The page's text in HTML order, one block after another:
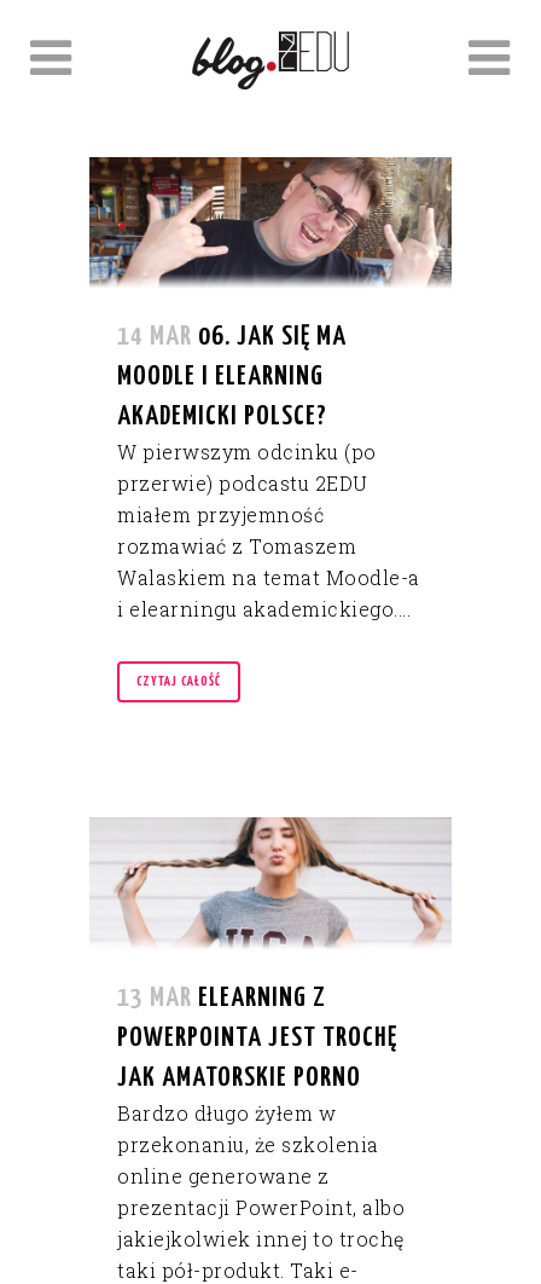
14 MAR 06. JAK SIĘ MA
MOODLE I ELEARNING
AKADEMICKI POLSCE?
W pierwszym odcinku (po
przerwie) podcastu 2EDU
miałem przyjemność
rozmawiać z Tomaszem
Walaskiem na temat Moodle-a
i elearningu akademickiego....
CZYTAJ CAŁOŚĆ
13 MAR ELEARNING Z
POWERPOINTA JEST TROCHĘ
JAK AMATORSKIE PORNO
Bardzo długo żyłem w
przekonaniu, że szkolenia
online generowane z
prezentacji PowerPoint, albo
jakiejkolwiek innej to trochę
taki pół-produkt. Taki e-